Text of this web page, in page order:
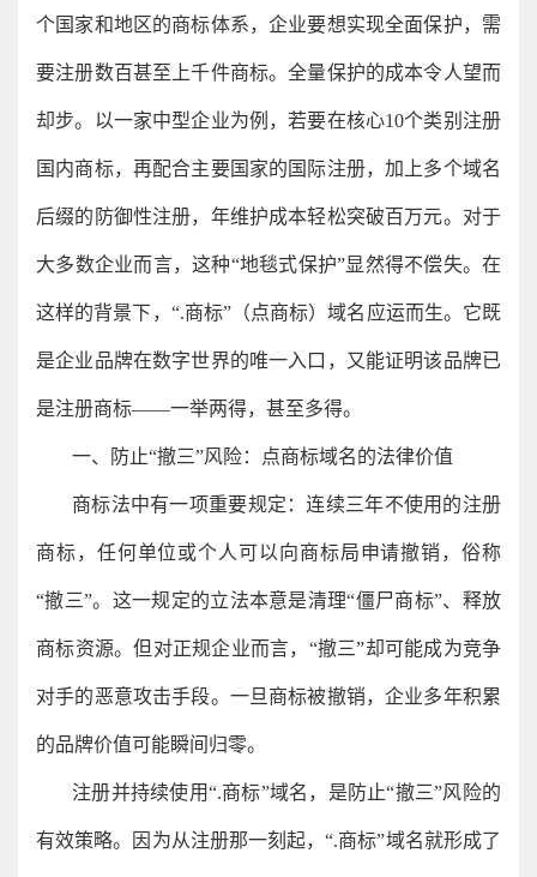
个国家和地区的商标体系，企业要想实现全面保护，需
要注册数百甚至上千件商标。全量保护的成本令人望而
却步。以一家中型企业为例，若要在核心10个类别注册
国内商标，再配合主要国家的国际注册，加上多个域名
后缀的防御性注册，年维护成本轻松突破百万元。对于
大多数企业而言，这种“地毯式保护”显然得不偿失。在
这样的背景下，“.商标”（点商标）域名应运而生。它既
是企业品牌在数字世界的唯一入口，又能证明该品牌已
是注册商标——一举两得，甚至多得。
一、防止“撤三”风险：点商标域名的法律价值
商标法中有一项重要规定：连续三年不使用的注册
商标，任何单位或个人可以向商标局申请撤销，俗称
“撤三”。这一规定的立法本意是清理“僵尸商标”、释放
商标资源。但对正规企业而言，“撤三”却可能成为竞争
对手的恶意攻击手段。一旦商标被撤销，企业多年积累
的品牌价值可能瞬间归零。
注册并持续使用“.商标”域名，是防止“撤三”风险的
有效策略。因为从注册那一刻起，“.商标”域名就形成了